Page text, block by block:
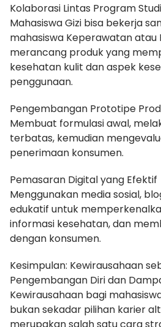
Kolaborasi Lintas Program Studi
Mahasiswa Gizi bisa bekerja
mahasiswa Keperawatan atau
merancang produk yang
kesehatan kulit dan aspek
penggunaan.
Pengembangan Prototipe
Membuat formulasi awal,
terbatas, kemudian
penerimaan konsumen.
Pemasaran Digital yang Efektif
Menggunakan media sosial,
edukatif untuk
informasi kesehatan, dan
dengan konsumen.
Kesimpulan: Kewirausahaan
Pengembangan Diri dan
Kewirausahaan bagi
bukan sekadar pilihan karier